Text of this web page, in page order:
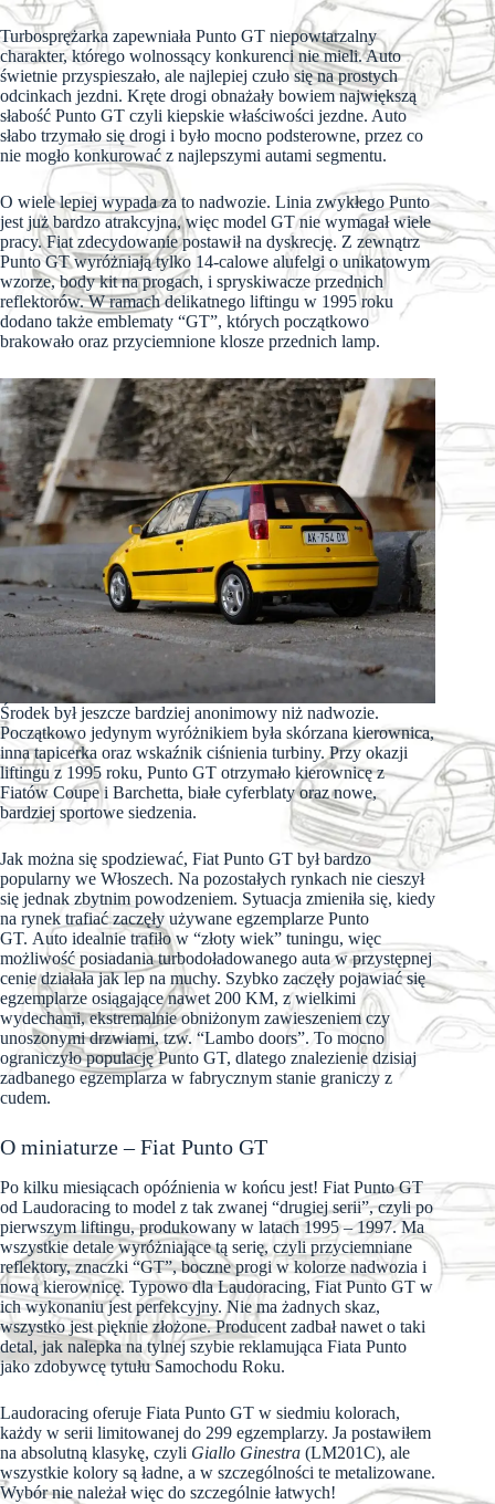
Turbosprężarka zapewniała Punto GT niepowtarzalny
charakter, którego wolnossący konkurenci nie mieli. Auto
świetnie przyspieszało, ale najlepiej czuło się na prostych
odcinkach jezdni. Kręte drogi obnażały bowiem największą
słabość Punto GT czyli kiepskie właściwości jezdne. Auto
słabo trzymało się drogi i było mocno podsterowne, przez co
nie mogło konkurować z najlepszymi autami segmentu.
O wiele lepiej wypada za to nadwozie. Linia zwykłego Punto
jest już bardzo atrakcyjna, więc model GT nie wymagał wiele
pracy. Fiat zdecydowanie postawił na dyskrecję. Z zewnątrz
Punto GT wyróżniają tylko 14-calowe alufelgi o unikatowym
wzorze, body kit na progach, i spryskiwacze przednich
reflektorów. W ramach delikatnego liftingu w 1995 roku
dodano także emblematy “GT”, których początkowo
brakowało oraz przyciemnione klosze przednich lamp.
Środek był jeszcze bardziej anonimowy niż nadwozie.
Początkowo jedynym wyróżnikiem była skórzana kierownica,
inna tapicerka oraz wskaźnik ciśnienia turbiny. Przy okazji
liftingu z 1995 roku, Punto GT otrzymało kierownicę z
Fiatów Coupe i Barchetta, białe cyferblaty oraz nowe,
bardziej sportowe siedzenia.
Jak można się spodziewać, Fiat Punto GT był bardzo
popularny we Włoszech. Na pozostałych rynkach nie cieszył
się jednak zbytnim powodzeniem. Sytuacja zmieniła się, kiedy
na rynek trafiać zaczęły używane egzemplarze Punto
GT. Auto idealnie trafiło w “złoty wiek” tuningu, więc
możliwość posiadania turbodoładowanego auta w przystępnej
cenie działała jak lep na muchy. Szybko zaczęły pojawiać się
egzemplarze osiągające nawet 200 KM, z wielkimi
wydechami, ekstremalnie obniżonym zawieszeniem czy
unoszonymi drzwiami, tzw. “Lambo doors”. To mocno
ograniczyło populację Punto GT, dlatego znalezienie dzisiaj
zadbanego egzemplarza w fabrycznym stanie graniczy z
cudem.
O miniaturze – Fiat Punto GT
Po kilku miesiącach opóźnienia w końcu jest! Fiat Punto GT
od Laudoracing to model z tak zwanej “drugiej serii”, czyli po
pierwszym liftingu, produkowany w latach 1995 – 1997. Ma
wszystkie detale wyróżniające tą serię, czyli przyciemniane
reflektory, znaczki “GT”, boczne progi w kolorze nadwozia i
nową kierownicę. Typowo dla Laudoracing, Fiat Punto GT w
ich wykonaniu jest perfekcyjny. Nie ma żadnych skaz,
wszystko jest pięknie złożone. Producent zadbał nawet o taki
detal, jak nalepka na tylnej szybie reklamująca Fiata Punto
jako zdobywcę tytułu Samochodu Roku.
Laudoracing oferuje Fiata Punto GT w siedmiu kolorach,
każdy w serii limitowanej do 299 egzemplarzy. Ja postawiłem
na absolutną klasykę, czyli Giallo Ginestra (LM201C), ale
wszystkie kolory są ładne, a w szczególności te metalizowane.
Wybór nie należał więc do szczególnie łatwych!